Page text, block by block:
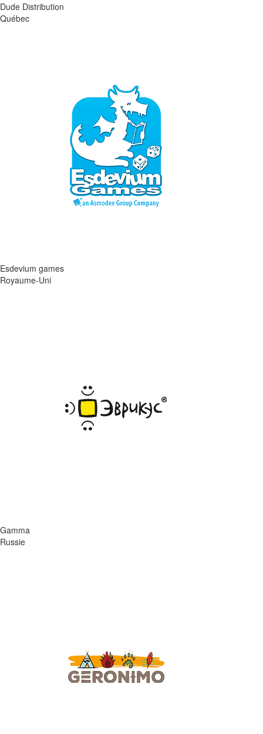
Dude Distribution
Québec
Esdevium games
Royaume-Uni
Gamma
Russie